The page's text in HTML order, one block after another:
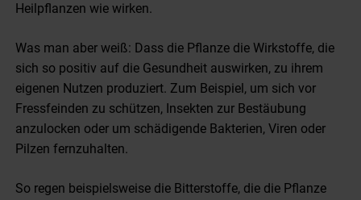
Heilpflanzen wie wirken.
Was man aber weiß: Dass die Pflanze die Wirkstoffe, die
sich so positiv auf die Gesundheit auswirken, zu ihrem
eigenen Nutzen produziert. Zum Beispiel, um sich vor
Fressfeinden zu schützen, Insekten zur Bestäubung
anzulocken oder um schädigende Bakterien, Viren oder
Pilzenfernzuhalten.
So regen beispielsweise die Bitterstoffe, die die Pflanze